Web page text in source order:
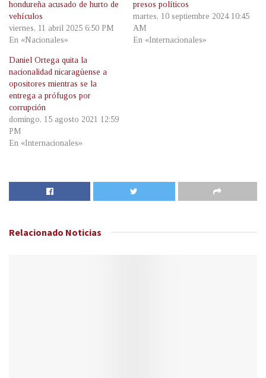
hondureña acusado de hurto de
vehículos
viernes, 11 abril 2025 6:50 PM
En «Nacionales»
presos políticos
martes, 10 septiembre 2024 10:45
AM
En «Internacionales»
Daniel Ortega quita la
nacionalidad nicaragüense a
opositores mientras se la
entrega a prófugos por
corrupción
domingo, 15 agosto 2021 12:59
PM
En «Internacionales»
Relacionado Noticias